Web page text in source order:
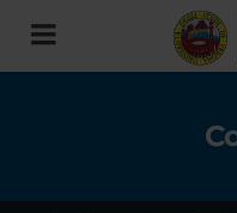
Toggle
navigation